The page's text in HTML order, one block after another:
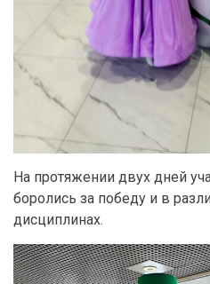
На протяжении двух дней
боролись за победу и в
дисциплинах.